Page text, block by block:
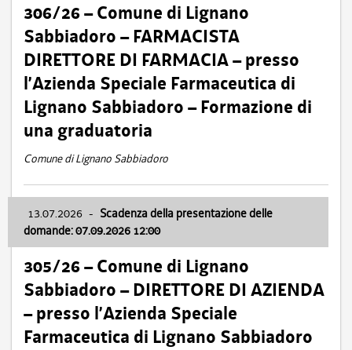
306/26 – Comune di Lignano
Sabbiadoro – FARMACISTA
DIRETTORE DI FARMACIA – presso
l’Azienda Speciale Farmaceutica di
Lignano Sabbiadoro – Formazione di
una graduatoria
Comune di Lignano Sabbiadoro
13.07.2026 - Scadenza della presentazione delle
domande: 07.09.2026 12:00
305/26 – Comune di Lignano
Sabbiadoro – DIRETTORE DI AZIENDA
– presso l’Azienda Speciale
Farmaceutica di Lignano Sabbiadoro